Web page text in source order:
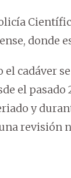
donde
cadáver
el
y
revisión